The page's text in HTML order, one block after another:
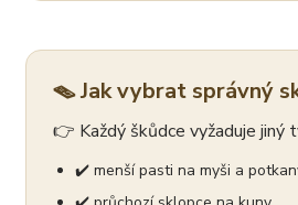
🪤 Jak vybrat správný
👉 Každý škůdce vyžaduje jiný
✔️ menší pasti na myši a